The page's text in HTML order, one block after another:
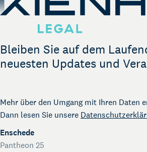
Legal Business mit Deutschland
The Gallery
Rechtliche Unterstützung für Start-ups
Kienhuis Legal Foundation
Talentförderung
Bleiben Sie auf dem
neuesten Updates und
Mehr über den Umgang mit Ihren Daten
Dann lesen Sie unsere
Enschede
Pantheon 25